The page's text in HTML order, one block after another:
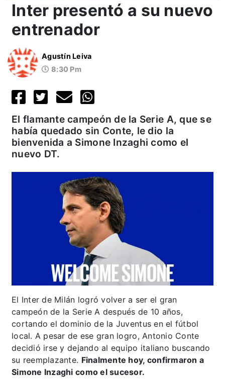
Inter presentó a su nuevo
entrenador
Agustín Leiva
8:30 Pm
El flamante campeón de la Serie A, que se
había quedado sin Conte, le dio la
bienvenida a Simone Inzaghi como el
nuevo DT.
El Inter de Milán logró volver a ser el gran
campeón de la Serie A después de 10 años,
cortando el dominio de la Juventus en el fútbol
local. A pesar de ese gran logro, Antonio Conte
decidió irse y dejando al equipo italiano buscando
su reemplazante. Finalmente hoy, confirmaron a
Simone Inzaghi como el sucesor.